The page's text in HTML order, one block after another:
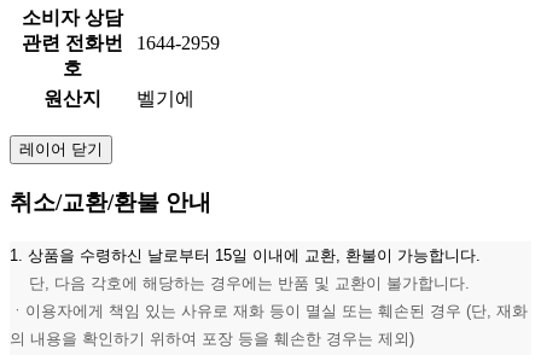
소비자 상담
관련 전화번
호
1644-2959
원산지 벨기에
레이어 닫기
취소/교환/환불 안내
1. 상품을 수령하신 날로부터 15일 이내에 교환, 환불이 가능합니다.
단, 다음 각호에 해당하는 경우에는 반품 및 교환이 불가합니다.
ㆍ이용자에게 책임 있는 사유로 재화 등이 멸실 또는 훼손된 경우 (단, 재화
의 내용을 확인하기 위하여 포장 등을 훼손한 경우는 제외)